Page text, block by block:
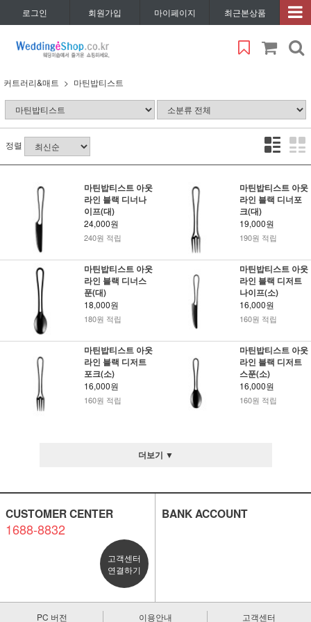
로그인 회원가입 마이페이지 최근본상품
커트러리&매트 마틴밥티스트
정렬
마틴밥티스트 아웃
라인 블랙 디너나
이프(대)
24,000원
240원 적립
마틴밥티스트 아웃
라인 블랙 디너포
크(대)
19,000원
190원 적립
마틴밥티스트 아웃
라인 블랙 디너스
푼(대)
18,000원
180원 적립
마틴밥티스트 아웃
라인 블랙 디저트
나이프(소)
16,000원
160원 적립
마틴밥티스트 아웃
라인 블랙 디저트
포크(소)
16,000원
160원 적립
마틴밥티스트 아웃
라인 블랙 디저트
스푼(소)
16,000원
160원 적립
더보기 ▼
CUSTOMER CENTER
1688-8832
고객센터
연결하기
BANK ACCOUNT
PC 버전 이용안내 고객센터